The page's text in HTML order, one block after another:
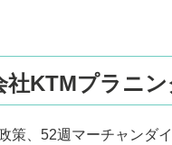
社KTMプラニ
策、52週マーチャンダ